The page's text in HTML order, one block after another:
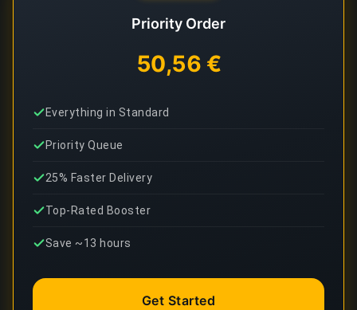
Priority Order
50,56 €
Everything in Standard
Priority Queue
25% Faster Delivery
Top-Rated Booster
Save ~13 hours
Get Started